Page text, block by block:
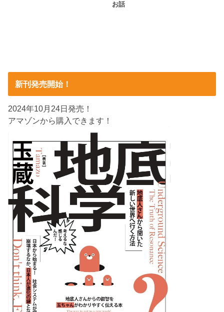
お話
新刊発売開始！
2024年10月24日発売！
アマゾンから購入できます！